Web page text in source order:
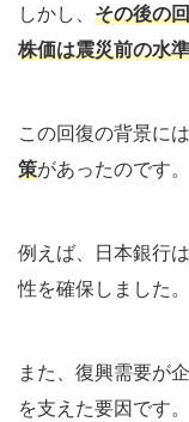
しかし、 その後の
株価は震災前の水
この回復の背景には
策があったのです。
例えば、日本銀行
性を確保しました。
また、復興需要が
を支えた要因です。